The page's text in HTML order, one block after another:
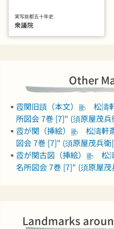
実写奠都五十年史
衆議院
Other
霞関旧蹟（本文）
松濤
所図会 7巻 [7]" (須原屋茂
霞が関（挿絵）
松濤軒
図会 7巻 [7]" (須原屋茂兵
霞が関古図（挿絵）
松
名所図会 7巻 [7]" (須原屋
Landmarks